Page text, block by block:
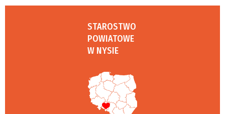
STAROSTWO
POWIATOWE
W NYSIE